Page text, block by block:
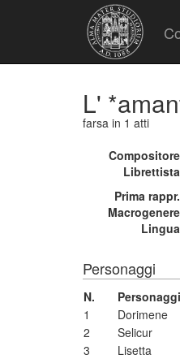
L'
farsa in 1 atti
Prima
Personaggi
N.
1
Dorimene
2
Selicur
3
Lisetta